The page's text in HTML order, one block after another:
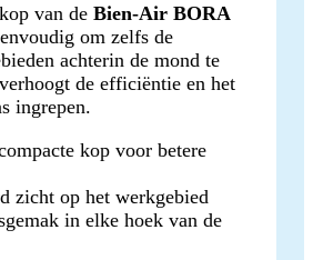
van de Bien-Air BORA
om zelfs de
achterin de mond te
de efficiëntie en het
ingrepen.
kop voor betere
zicht op het werkgebied
in elke hoek van de